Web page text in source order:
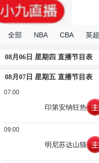
全部 NBA CBA 英超
08月06日 星期四 直播节目表
08月07日 星期五 直播节目表
07:00
印第安纳狂热
09:00
明尼苏达山猫